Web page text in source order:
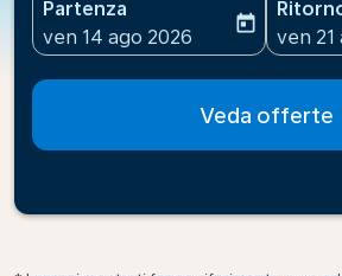
Partenza
fc-booking-departure-date-
ven 14 ago 2026
today
fc-
ven 21
Veda offerte